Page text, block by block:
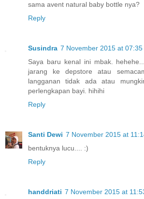
sama avent natural baby bottle nya?
Reply
Susindra 7 November 2015 at 07:35
Saya baru kenal ini mbak.
jarang ke depstore atau
langganan tidak ada atau
perlengkapan bayi. hihihi
Reply
Santi Dewi 7 November 2015 at
bentuknya lucu.... :)
Reply
handdriati 7 November 2015 at